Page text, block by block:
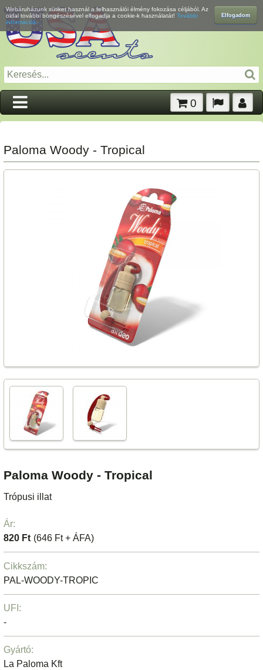
Elfogadom
Webáruházunk sütiket használ a felhasználói élmény fokozása céljából. Az
oldal további böngészésével elfogadja a cookie-k használatát! További
információk...
0
Paloma Woody - Tropical
Paloma Woody - Tropical
Trópusi illat
Ár:
820 Ft (646 Ft + ÁFA)
Cikkszám:
PAL-WOODY-TROPIC
UFI:
-
Gyártó:
La Paloma Kft